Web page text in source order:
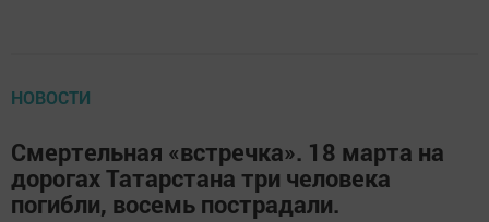
НОВОСТИ
Смертельная «встречка». 18 марта на
дорогах Татарстана три человека
погибли, восемь пострадали.